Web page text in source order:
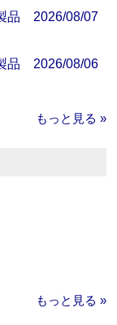
品 2026/08/07
品 2026/08/06
もっと見る »
もっと見る »